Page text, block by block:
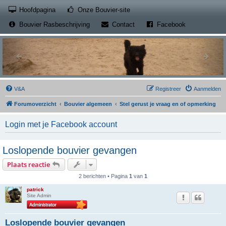
Hoofdpagina Onze Bouvier-site(Opens a new tab)
Bouvier Rasbeschrijving
Contact(Opens a new tab)
Facebook
V&A Aanmelden
Registreer
Forumoverzicht Bouvier algemeen Stel gerust je vraag en of opmerking
Login met je Facebook account
Loslopende bouvier gevangen
Plaats reactie
2 berichten • Pagina 1 van 1
patrick
Site Admin
Loslopende bouvier gevangen